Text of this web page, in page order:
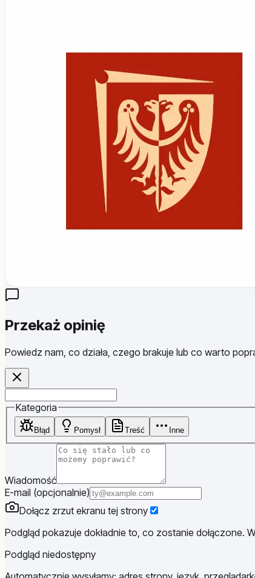
Przekaż opinię
Powiedz nam, co działa, czego brakuje lub co warto
Website
Kategoria
Błąd Pomysł Treść Inne
Wiadomość
E-mail (opcjonalnie)
Dołącz zrzut ekranu tej strony
Podgląd pokazuje dokładnie to, co zostanie dołączone.
Podgląd niedostępny